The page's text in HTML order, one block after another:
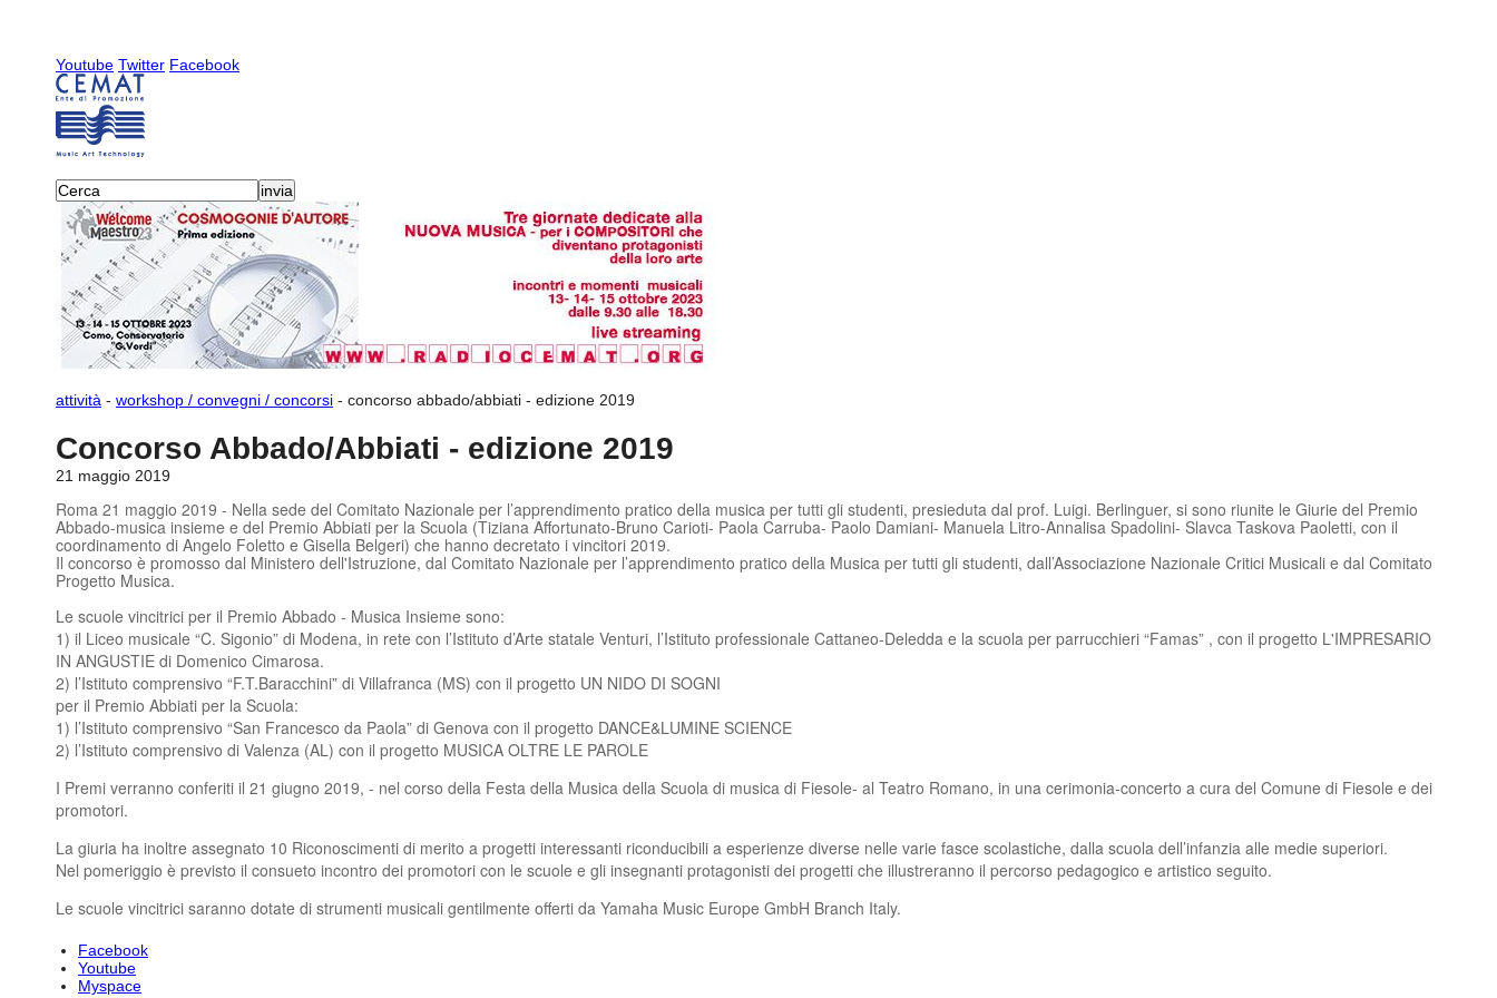
Youtube Twitter Facebook
attività - workshop / convegni / concorsi - concorso abbado/abbiati - edizione 2019
Concorso Abbado/Abbiati - edizione 2019
21 maggio 2019
Roma 21 maggio 2019 - Nella sede del Comitato Nazionale per l’apprendimento pratico della musica per tutti gli studenti, presieduta dal prof. Luigi. Berlinguer, si sono riunite le Giurie del Premio
Abbado-musica insieme e del Premio Abbiati per la Scuola (Tiziana Affortunato-Bruno Carioti- Paola Carruba- Paolo Damiani- Manuela Litro-Annalisa Spadolini- Slavca Taskova Paoletti, con il
coordinamento di Angelo Foletto e Gisella Belgeri) che hanno decretato i vincitori 2019.
Il concorso è promosso dal Ministero dell'Istruzione, dal Comitato Nazionale per l’apprendimento pratico della Musica per tutti gli studenti, dall’Associazione Nazionale Critici Musicali e dal Comitato
Progetto Musica.
Le scuole vincitrici per il Premio Abbado - Musica Insieme sono:
1) il Liceo musicale “C. Sigonio” di Modena, in rete con l’Istituto d’Arte statale Venturi, l’Istituto professionale Cattaneo-Deledda e la scuola per parrucchieri “Famas” , con il progetto L'IMPRESARIO
IN ANGUSTIE di Domenico Cimarosa.
2) l’Istituto comprensivo “F.T.Baracchini” di Villafranca (MS) con il progetto UN NIDO DI SOGNI
per il Premio Abbiati per la Scuola:
1) l’Istituto comprensivo “San Francesco da Paola” di Genova con il progetto DANCE&LUMINE SCIENCE
2) l’Istituto comprensivo di Valenza (AL) con il progetto MUSICA OLTRE LE PAROLE
I Premi verranno conferiti il 21 giugno 2019, - nel corso della Festa della Musica della Scuola di musica di Fiesole- al Teatro Romano, in una cerimonia-concerto a cura del Comune di Fiesole e dei
promotori.
La giuria ha inoltre assegnato 10 Riconoscimenti di merito a progetti interessanti riconducibili a esperienze diverse nelle varie fasce scolastiche, dalla scuola dell’infanzia alle medie superiori.
Nel pomeriggio è previsto il consueto incontro dei promotori con le scuole e gli insegnanti protagonisti dei progetti che illustreranno il percorso pedagogico e artistico seguito.
Le scuole vincitrici saranno dotate di strumenti musicali gentilmente offerti da Yamaha Music Europe GmbH Branch Italy.
Facebook
Youtube
Myspace